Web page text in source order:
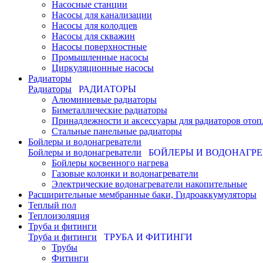
Насосные станции
Насосы для канализации
Насосы для колодцев
Насосы для скважин
Насосы поверхностные
Промышленные насосы
Циркуляционные насосы
Радиаторы
Радиаторы
РАДИАТОРЫ
Алюминиевые радиаторы
Биметаллические радиаторы
Принадлежности и аксессуары для радиаторов
Стальные панельные радиаторы
Бойлеры и водонагреватели
Бойлеры и водонагреватели
БОЙЛЕРЫ И
Бойлеры косвенного нагрева
Газовые колонки и водонагреватели
Электрические водонагреватели накопительные
Расширительные мембранные баки, Гидроаккумуляторы
Теплый пол
Теплоизоляция
Труба и фитинги
Труба и фитинги
ТРУБА И ФИТИНГИ
Трубы
Фитинги